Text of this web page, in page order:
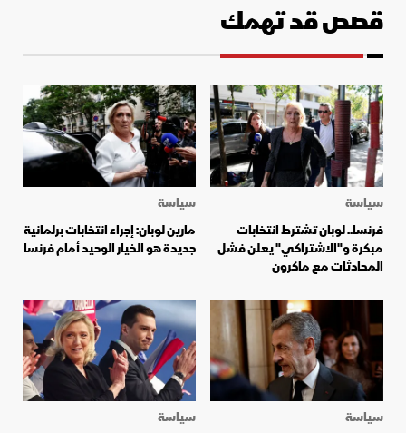
قصص قد تهمك
سياسة
فرنسا.. لوبان تشترط انتخابات
مبكرة و"الاشتراكي" يعلن فشل
المحادثات مع ماكرون
سياسة
مارين لوبان: إجراء انتخابات برلمانية
جديدة هو الخيار الوحيد أمام فرنسا
سياسة
سياسة